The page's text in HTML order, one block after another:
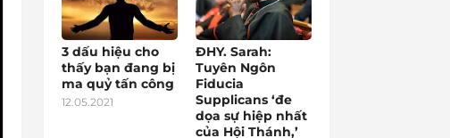
3 dấu hiệu cho
thấy bạn đang bị
ma quỷ tấn công
12.05.2021
ĐHY. Sarah:
Tuyên Ngôn
Fiducia
Supplicans ‘đe
dọa sự hiệp nhất
của Hội Thánh,’